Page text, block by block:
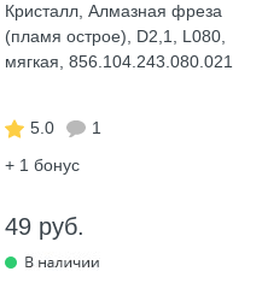
Кристалл, Алмазная фреза
(пламя острое), D2,1, L080,
мягкая, 856.104.243.080.021
5.0
1
+ 1 бонус
49 руб.